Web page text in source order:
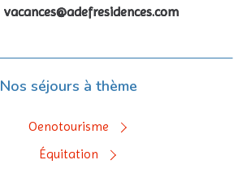
vacances@adefresidences.com
Nos séjours à thème
Oenotourisme
Équitation